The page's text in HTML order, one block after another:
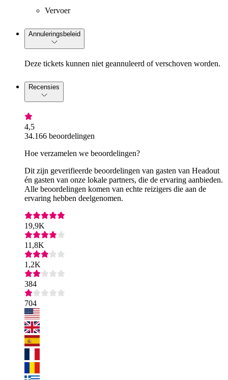
Vervoer
Annuleringsbeleid
Deze tickets kunnen niet geannuleerd of verschoven worden.
Recensies
4,5
34.166 beoordelingen
Hoe verzamelen we beoordelingen?
Dit zijn geverifieerde beoordelingen van gasten van Headout
én gasten van onze lokale partners, die de ervaring aanbieden.
Alle beoordelingen komen van echte reizigers die aan de
ervaring hebben deelgenomen.
19,9K
11,8K
1,2K
384
704